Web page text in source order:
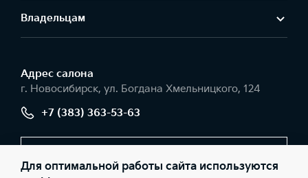
Владельцам
Адрес салонa
г. Новосибирск, ул. Богдана Хмельницкого, 124
+7 (383) 363-53-63
Заказать звонок
Для оптимальной работы сайта используются